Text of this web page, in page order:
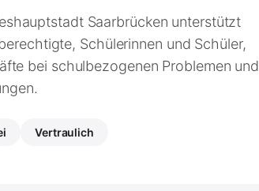
Saarbrücken unterstützt
Schülerinnen und Schüler,
bei schulbezogenen Problemen und
Vertraulich